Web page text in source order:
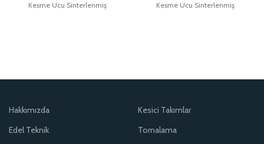
Kesme Ucu Sinterlenmiş
Kesme Ucu Sinterlenmiş
Hakkımızda
Edel Teknik
Kesici Takımlar
Tornalama